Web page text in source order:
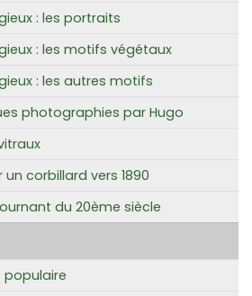
: les portraits
: les motifs végétaux
: les autres motifs
photographies par Hugo
corbillard vers 1890
du 20ème siècle
populaire